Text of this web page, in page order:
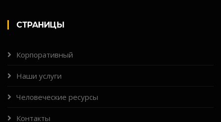
СТРАНИЦЫ
Корпоративный
Наши услуги
Человеческие ресурсы
Контакты